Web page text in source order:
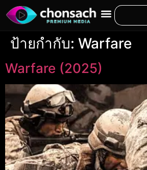
ป้ายกำกับ: Warfare
Warfare (2025)